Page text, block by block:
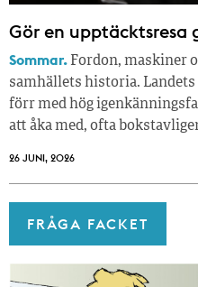
Gör en upptäcktsresa
Sommar. Fordon, maskiner
samhällets historia.
förr med hög
att åka med, ofta
26 JUNI, 2026
FRÅGA FACKET